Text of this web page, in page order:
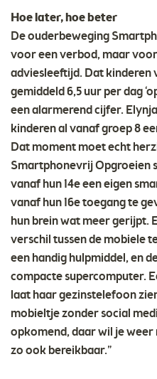
Hoe later, hoe beter
De ouderbeweging
voor een verbod, maar
adviesleeftijd. Dat kinderen
gemiddeld 6,5 uur per dag
een alarmerend cijfer.
kinderen al vanaf groep 8
Dat moment moet echt
Smartphonevrij Opgroeien
vanaf hun 14e een eigen
vanaf hun 16e toegang te
hun brein wat meer gerijpt.
verschil tussen de mobiele
een handig hulpmiddel, en
compacte supercomputer.
laat haar gezinstelefoon
mobieltje zonder social
opkomend, daar wil je
zo ook bereikbaar.”